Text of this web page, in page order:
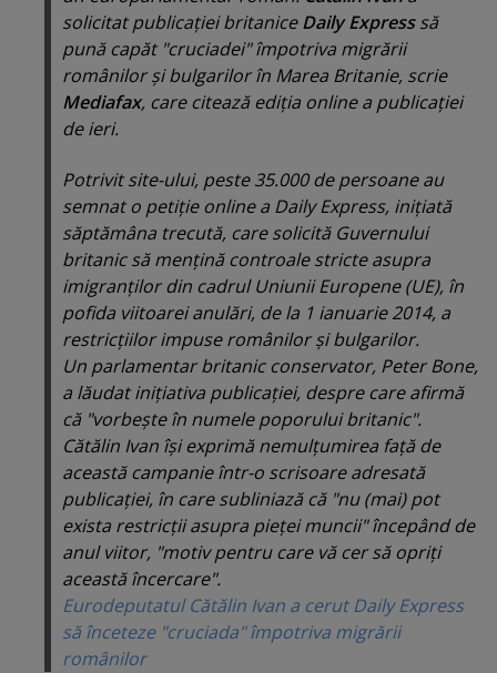
solicitat publicaţiei britaniceDaily Expresssă
pună capăt "cruciadei" împotriva migrării
românilor şi bulgarilor în Marea Britanie, scrie
Mediafax, care citează ediţia online a publicaţiei
de ieri.
Potrivit site-ului, peste 35.000 de persoane au
semnat o petiţie online a Daily Express, iniţiată
săptămâna trecută, care solicită Guvernului
britanic să menţină controale stricte asupra
imigranţilor din cadrul Uniunii Europene (UE), în
pofida viitoarei anulări, de la 1 ianuarie 2014, a
restricţiilor impuse românilor şi bulgarilor.
Un parlamentar britanic conservator, Peter Bone,
a lăudat iniţiativa publicaţiei, despre care afirmă
că "vorbeşte în numele poporului britanic".
Cătălin Ivan îşi exprimă nemulţumirea faţă de
această campanie într-o scrisoare adresată
publicaţiei, în care subliniază că "nu (mai) pot
exista restricţii asupra pieţei muncii" începând de
anul viitor, "motiv pentru care vă cer să opriţi
această încercare".
Eurodeputatul Cătălin Ivan a cerut Daily Express
să înceteze "cruciada" împotriva migrării
românilor